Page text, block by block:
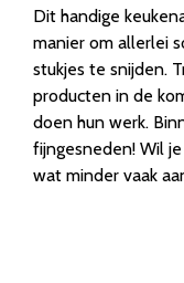
Dit handige
manier om allerlei
stukjes te snijden.
producten in de
doen hun werk.
fijngesneden! Wil
wat minder vaak